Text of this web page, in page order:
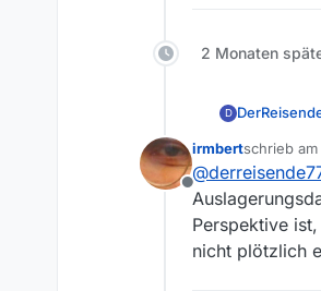
2 Monaten
D
Offline
irmbertschrieb am
zuletzt
@
Perspektive
nicht plötzlich